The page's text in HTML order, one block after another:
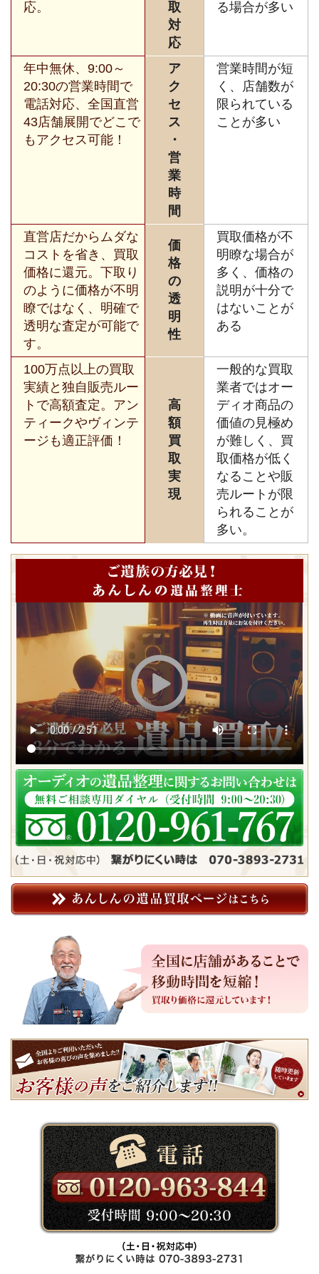
応。
取
対
応
る場合が多い
年中無休、9:00～
20:30の営業時間で
電話対応、全国直営
43店舗展開でどこで
もアクセス可能！
ア
ク
セ
ス
・
営
業
時
間
営業時間が短
く、店舗数が
限られている
ことが多い
直営店だからムダな
コストを省き、買取
価格に還元。下取り
のように価格が不明
瞭ではなく、明確で
透明な査定が可能で
す。
価
格
の
透
明
性
買取価格が不
明瞭な場合が
多く、価格の
説明が十分で
はないことが
ある
100万点以上の買取
実績と独自販売ルー
トで高額査定。アン
ティークやヴィンテ
ージも適正評価！
高
額
買
取
実
現
一般的な買取
業者ではオー
ディオ商品の
価値の見極め
が難しく、買
取価格が低く
なることや販
売ルートが限
られることが
多い。